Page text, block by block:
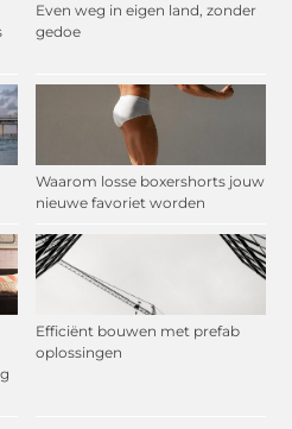
Even weg in eigen land, zonder
gedoe
Waarom losse boxershorts jouw
nieuwe favoriet worden
Efficiënt bouwen met prefab
oplossingen